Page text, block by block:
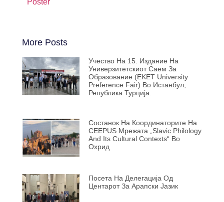
Poster
More Posts
Учество На 15. Издание На
Универзитетскиот Саем За
Образование (EKET University
Preference Fair) Во Истанбул,
Република Турција.
Состанок На Координаторите На
CEEPUS Мрежата „Slavic Philology
And Its Cultural Contexts“ Во
Охрид
Посета На Делегација Од
Центарот За Арапски Јазик